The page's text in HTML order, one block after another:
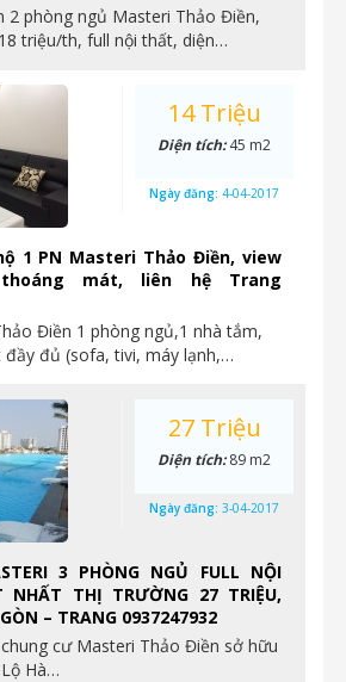
2 phòng ngủ Masteri Thảo Điền,
triệu/th, full nội thất, diện…
1 PN Masteri Thảo Điền, view
mát, liên hệ Trang
Điền 1 phòng ngủ,1 nhà tắm,
đủ (sofa, tivi, máy lạnh,…
14 Triệu
Diện tích:45 m2
Ngày đăng: 4-04-2017
3 PHÒNG NGỦ FULL NỘI
NHẤT THỊ TRƯỜNG 27 TRIỆU,
– TRANG 0937247932
cư Masteri Thảo Điền sở hữu
Hà…
27 Triệu
Diện tích:89 m2
Ngày đăng: 3-04-2017